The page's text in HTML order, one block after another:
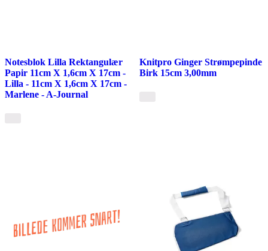
Notesblok Lilla Rektangulær
Papir 11cm X 1,6cm X 17cm -
Lilla - 11cm X 1,6cm X 17cm -
Marlene - A-Journal
Knitpro Ginger Strømpepinde
Birk 15cm 3,00mm